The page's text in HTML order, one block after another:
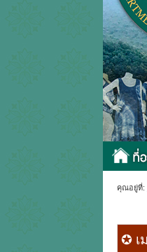
คุณอยู่ที่:
✪ เ